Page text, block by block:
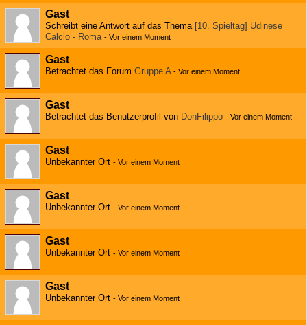
Gast
Schreibt eine Antwort auf das Thema [10. Spieltag] Udinese
Calcio - Roma - Vor einem Moment
Gast
Betrachtet das Forum Gruppe A - Vor einem Moment
Gast
Betrachtet das Benutzerprofil von DonFilippo - Vor einem Moment
Gast
Unbekannter Ort - Vor einem Moment
Gast
Unbekannter Ort - Vor einem Moment
Gast
Unbekannter Ort - Vor einem Moment
Gast
Unbekannter Ort - Vor einem Moment